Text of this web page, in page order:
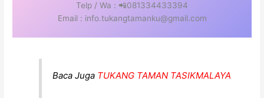
Telp / Wa : 📲081334433394
Email : info.tukangtamanku@gmail.com
Baca Juga TUKANG TAMAN TASIKMALAYA